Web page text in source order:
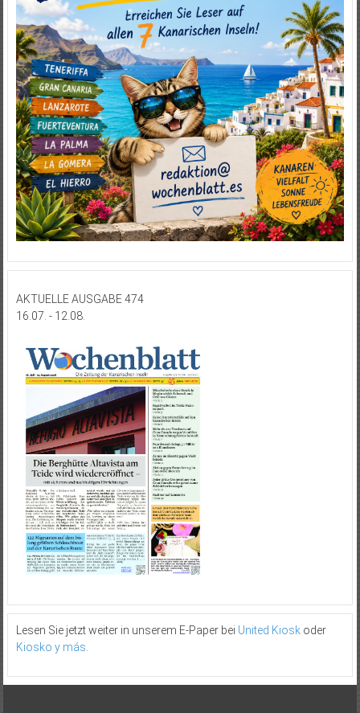
AKTUELLE AUSGABE 474
16.07. - 12.08.
Lesen Sie jetzt weiter in unserem E-Paper bei United Kioskoder
Kiosko y más